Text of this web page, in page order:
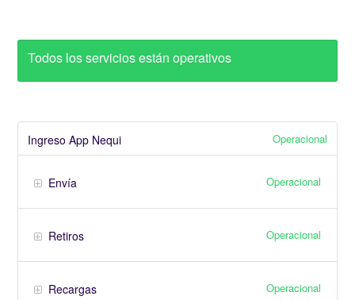
Todos los servicios están operativos
Ingreso App Nequi Operacional
Envía Operacional
Retiros Operacional
Recargas Operacional